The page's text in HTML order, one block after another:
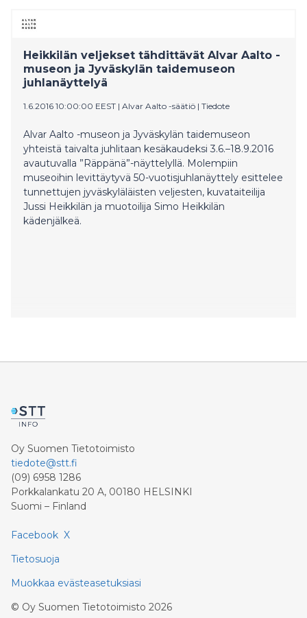
Heikkilän veljekset tähdittävät Alvar Aalto -
museon ja Jyväskylän taidemuseon
juhlanäyttelyä
1.6.2016 10:00:00 EEST | Alvar Aalto -säätiö | Tiedote
Alvar Aalto -museon ja Jyväskylän taidemuseon
yhteistä taivalta juhlitaan kesäkaudeksi 3.6.–18.9.2016
avautuvalla ”Räppänä”-näyttelyllä. Molempiin
museoihin levittäytyvä 50-vuotisjuhlanäyttely esittelee
tunnettujen jyväskyläläisten veljesten, kuvataiteilija
Jussi Heikkilän ja muotoilija Simo Heikkilän
kädenjälkeä.
Oy Suomen Tietotoimisto
tiedote@stt.fi
(09) 6958 1286
Porkkalankatu 20 A, 00180 HELSINKI
Suomi – Finland
Facebook X
Tietosuoja
Muokkaa evästeasetuksiasi
© Oy Suomen Tietotoimisto 2026